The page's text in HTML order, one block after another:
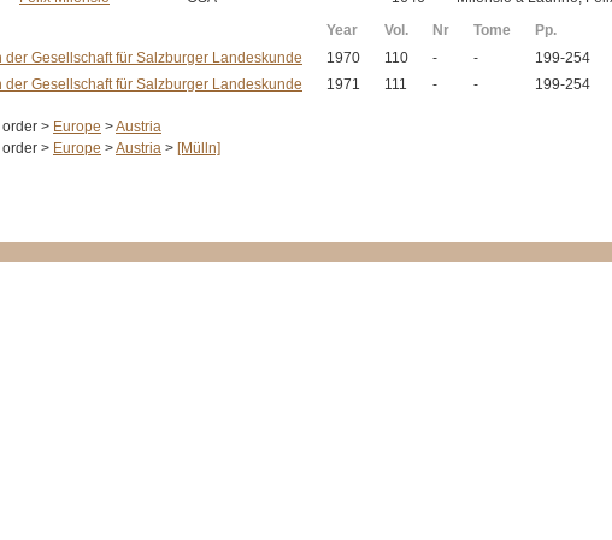
Year
Vol. Nr Tome Pp.
der Gesellschaft für Salzburger Landeskunde
1970 110 - - 199-254
der Gesellschaft für Salzburger Landeskunde
1971 111 - - 199-254
> Europe >Austria
> Europe >Austria > [Mülln]